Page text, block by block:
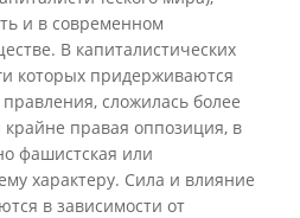
и в современном
В капиталистических
которых придерживаются
сложилась более
правая оппозиция, в
фашистская или
характеру. Сила и влияние
в зависимости от